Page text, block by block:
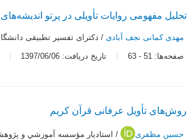
تحلیل مفهومی روایات تأویلی در پرتو
مهدی کمانی نجف آبادی/ دکترای تفسیر تطبیقی
صفحه‌ها: 51
-
63 تاریخ دریافت: 1397/06/06
روش‌های تأویل عرفانی قرآن کریم
حسین مظفری / استاديار مؤسسه آموزشي و